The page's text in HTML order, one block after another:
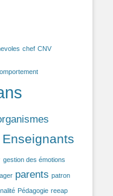
chef CNV
Enseignants
gestion des émotions
parents patron
Pédagogie reeap